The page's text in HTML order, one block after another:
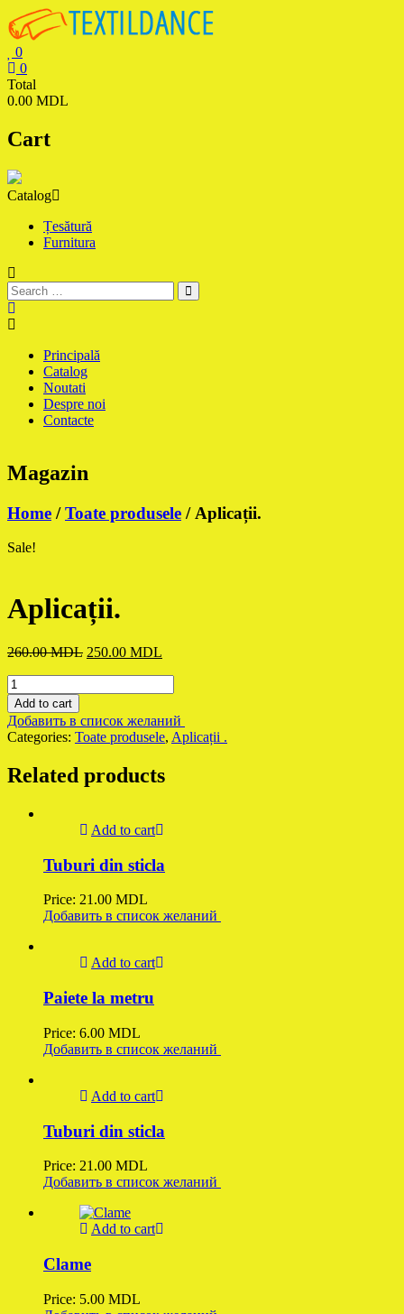
Skip
to
content
Textildance.md
0
0
Total
0.00 MDL
Cart
Catalog
Țesătură
Furnitura
Principală
Catalog
Noutati
Despre noi
Contacte
Magazin
Home /Toate produsele / Aplicații.
Sale!
Aplicații.
260.00MDL Original
250.00 MDL
Aplicații.
quantity
Add to cart
Добавить в список желаний
Categories: Toate produsele, Aplicații .
Related products
Add to cart
Tuburi din sticla
Price: 21.00 MDL
Добавить в список желаний
Add to cart
Paiete la metru
Price: 6.00 MDL
Добавить в список желаний
Add to cart
Tuburi din sticla
Price: 21.00 MDL
Добавить в список желаний
Add to cart
Clame
Price: 5.00 MDL